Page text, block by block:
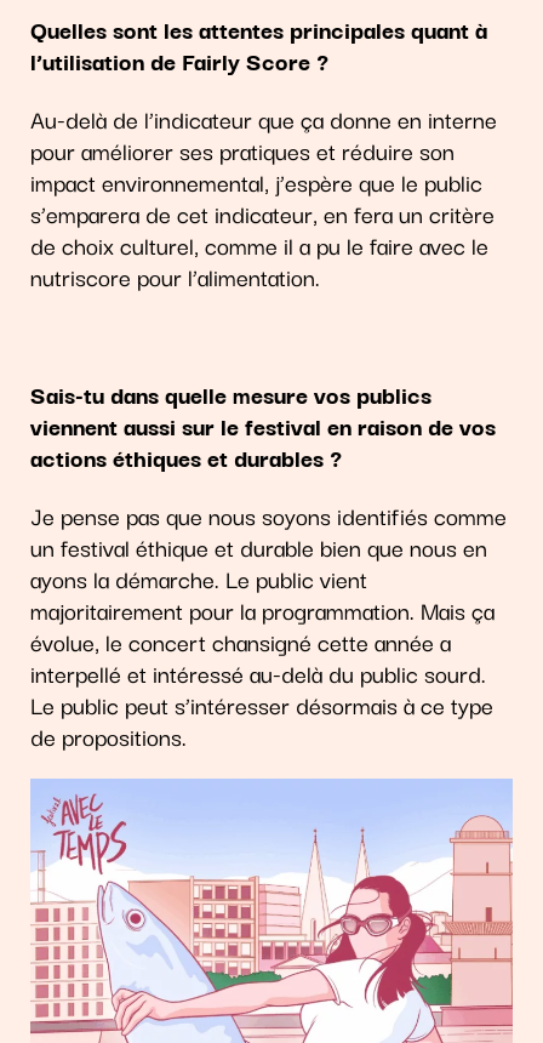
Quelles sont les attentes principales quant à
l’utilisation de Fairly Score ?
Au-delà de l’indicateur que ça donne en interne
pour améliorer ses pratiques et réduire son
impact environnemental, j’espère que le public
s’emparera de cet indicateur, en fera un critère
de choix culturel, comme il a pu le faire avec le
nutriscore pour l’alimentation.
Sais-tu dans quelle mesure vos publics
viennent aussi sur le festival en raison de vos
actions éthiques et durables ?
Je pense pas que nous soyons identifiés comme
un festival éthique et durable bien que nous en
ayons la démarche. Le public vient
majoritairement pour la programmation. Mais ça
évolue, le concert chansigné cette année a
interpellé et intéressé au-delà du public sourd.
Le public peut s’intéresser désormais à ce type
de propositions.